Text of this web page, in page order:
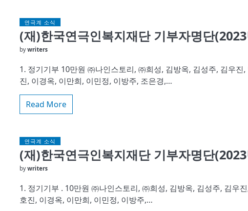
연극계 소식
(재)한국연극인복지재단 기부자명단
by writers
1. 정기기부 10만원 ㈜나인스토리, ㈜희성, 김방옥, 김성주, 김우
진, 이경옥, 이만희, 이민정, 이방주, 조은경,…
Read More
연극계 소식
(재)한국연극인복지재단 기부자명단
by writers
1. 정기기부 . 10만원 ㈜나인스토리, ㈜희성, 김방옥, 김성주, 김우
호진, 이경옥, 이만희, 이민정, 이방주,…